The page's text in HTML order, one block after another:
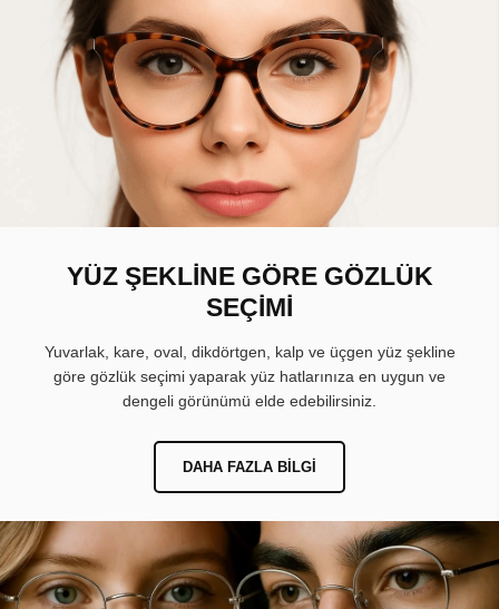
YÜZ ŞEKLİNE GÖRE GÖZLÜK
SEÇİMİ
Yuvarlak, kare, oval, dikdörtgen, kalp ve üçgen yüz şekline
göre gözlük seçimi yaparak yüz hatlarınıza en uygun ve
dengeli görünümü elde edebilirsiniz.
DAHA FAZLA BILGI